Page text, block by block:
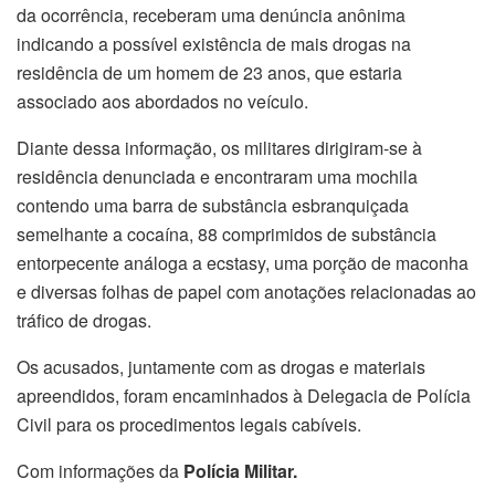
da ocorrência, receberam uma denúncia anônima
indicando a possível existência de mais drogas na
residência de um homem de 23 anos, que estaria
associado aos abordados no veículo.
Diante dessa informação, os militares dirigiram-se à
residência denunciada e encontraram uma mochila
contendo uma barra de substância esbranquiçada
semelhante a cocaína, 88 comprimidos de substância
entorpecente análoga a ecstasy, uma porção de maconha
e diversas folhas de papel com anotações relacionadas ao
tráfico de drogas.
Os acusados, juntamente com as drogas e materiais
apreendidos, foram encaminhados à Delegacia de Polícia
Civil para os procedimentos legais cabíveis.
Com informações da Polícia Militar.